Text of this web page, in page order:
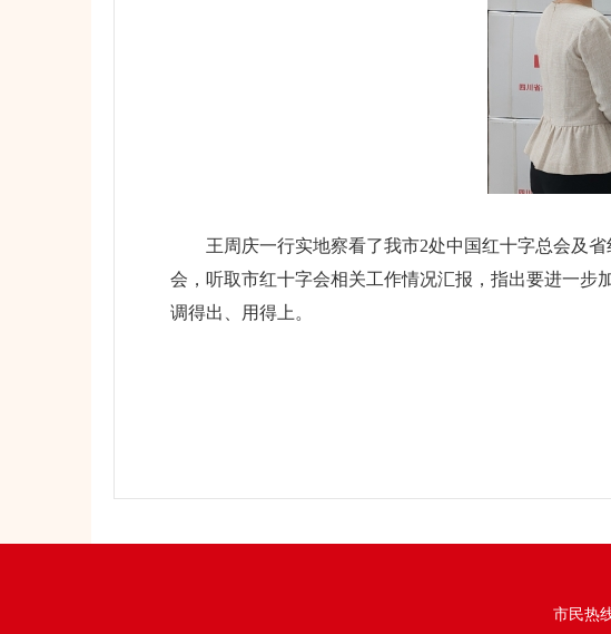
王周庆一行实地察看了我市2处中国红十字总会及省
会，听取市红十字会相关工作情况汇报，指出要进一步
调得出、用得上。
市民热